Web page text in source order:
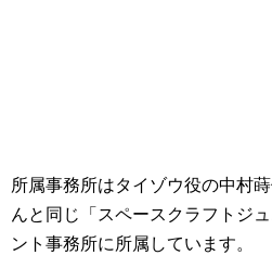
所属事務所はタイゾウ役の中村
んと同じ「スペースクラフトジ
ント事務所に所属しています。